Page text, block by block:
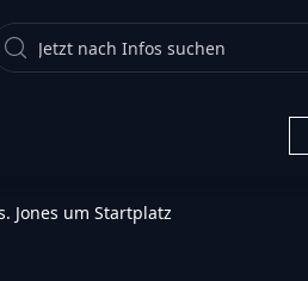
Search
Jones um Startplatz